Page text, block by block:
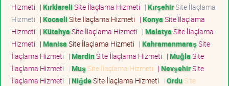
Hizmeti | KırklareliSite İlaçlama Hizmeti | KırşehirSite İlaçlama
Hizmeti | KocaeliSite İlaçlama Hizmeti | KonyaSite İlaçlama
Hizmeti | KütahyaSite İlaçlama Hizmeti | MalatyaSite İlaçlama
Hizmeti | ManisaSite İlaçlama Hizmeti | KahramanmaraşSite
İlaçlama Hizmeti | MardinSite İlaçlama Hizmeti | MuğlaSite
İlaçlama Hizmeti | Muş Site İlaçlama Hizmeti | NevşehirSite
İlaçlama Hizmeti | NiğdeSite İlaçlama Hizmeti | OrduSite